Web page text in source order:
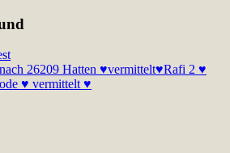
26209 Hatten ♥vermittelt♥Rafi 2 ♥
♥ vermittelt ♥